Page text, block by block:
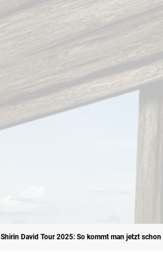
Shirin David Tour 2025: So kommt man jetzt schon